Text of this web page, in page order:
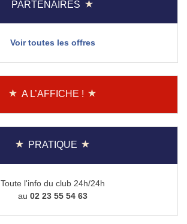
PARTENAIRES
Voir toutes les offres
A L’AFFICHE !
PRATIQUE
Toute l'info du club 24h/24h
au 02 23 55 54 63